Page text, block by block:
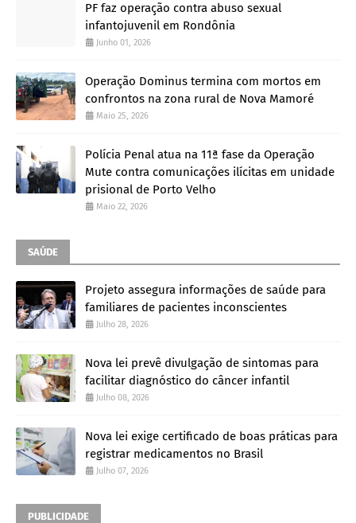
PF faz operação contra abuso sexual
infantojuvenil em Rondônia
Junho 01, 2026
Operação Dominus termina com mortos em
confrontos na zona rural de Nova Mamoré
Maio 25, 2026
Polícia Penal atua na 11ª fase da Operação
Mute contra comunicações ilícitas em unidade
prisional de Porto Velho
Maio 22, 2026
SAÚDE
Projeto assegura informações de saúde para
familiares de pacientes inconscientes
Julho 28, 2026
Nova lei prevê divulgação de sintomas para
facilitar diagnóstico do câncer infantil
Julho 08, 2026
Nova lei exige certificado de boas práticas para
registrar medicamentos no Brasil
Julho 07, 2026
PUBLICIDADE